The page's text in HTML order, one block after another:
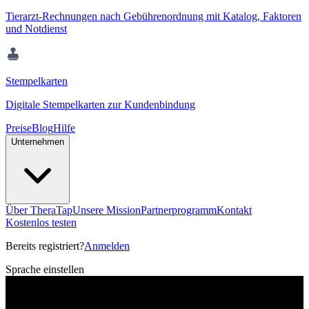
Tierarzt-Rechnungen nach Gebührenordnung mit Katalog, Faktoren
und Notdienst
Stempelkarten
Digitale Stempelkarten zur Kundenbindung
PreiseBlogHilfe
Unternehmen
Über TheraTapUnsere MissionPartnerprogrammKontakt
Kostenlos testen
Bereits registriert?Anmelden
Sprache einstellen